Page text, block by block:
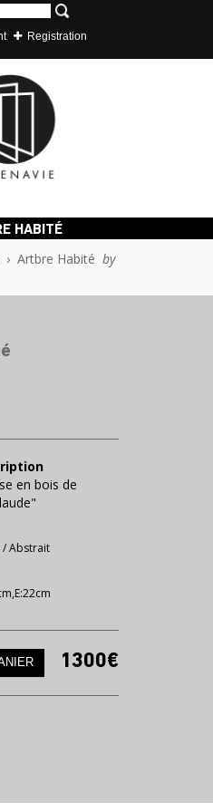
Registration
HABITÉ
› Artbre Habité by
en bois de
/Abstrait
1300€